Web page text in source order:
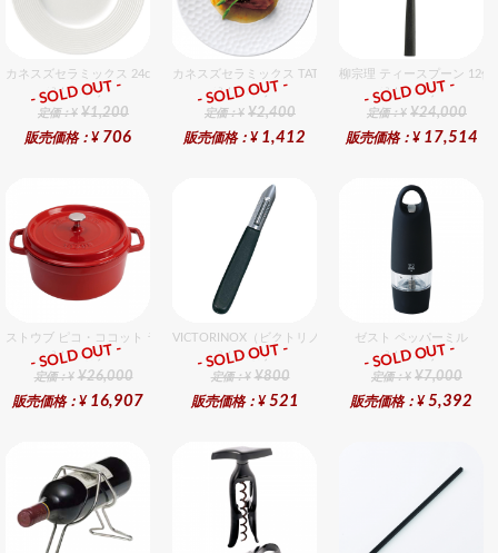
カネスズセラミックス 24cmミート
総合ﾗﾝｷﾝｸﾞ
定価：¥ ¥1,200
販売価格：¥ 706
- SOLD OUT -
カネスズセラミックス TATAKI27cmディナー
総合ﾗﾝｷﾝｸﾞ
定価：¥ ¥2,400
販売価格：¥ 1,412
- SOLD OUT -
柳宗理 ティースプーン 12個
総合ﾗﾝｷﾝｸﾞ
定価：¥ ¥24,000
販売価格：¥ 17,514
- SOLD OUT -
ストウブ ピコ・ココット ラウンド 20cm チェリー
総合ﾗﾝｷﾝｸﾞ
定価：¥ ¥26,000
販売価格：¥ 16,907
- SOLD OUT -
VICTORINOX（ビクトリノックス） ポテトピーラー ６cm
総合ﾗﾝｷﾝｸﾞ
定価：¥ ¥800
販売価格：¥ 521
- SOLD OUT -
ゼスト ペッパーミル
総合ﾗﾝｷﾝｸﾞ
定価：¥ ¥7,000
販売価格：¥ 5,392
- SOLD OUT -